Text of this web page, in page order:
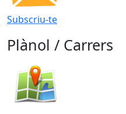
Subscriu-te
Plànol / Carrers